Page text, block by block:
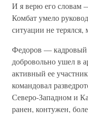
И я верю его словам
Комбат умело
ситуации не терялся,
Федоров — кадровый
добровольно ушел
активный ее
командовал
Северо-Западном и
ранен, контужен,